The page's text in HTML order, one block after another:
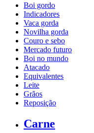
Boi gordo
Indicadores
Vaca gorda
Novilha gorda
Couro e sebo
Mercado futuro
Boi no mundo
Atacado
Equivalentes
Leite
Grãos
Reposição
Carne